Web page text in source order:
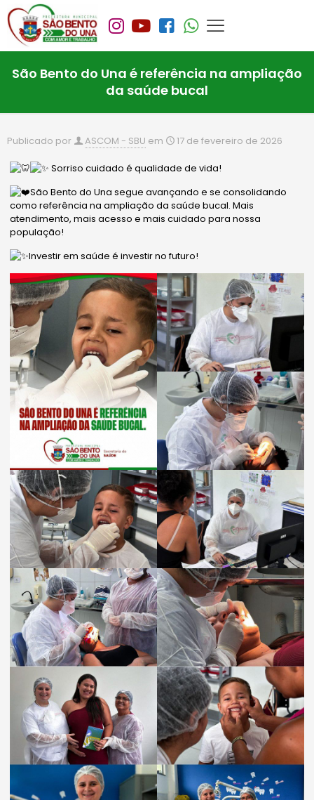
São Bento do Una é referência na ampliação
da saúde bucal
Publicado por ASCOM - SBU em 17 de fevereiro de 2026
Sorriso cuidado é qualidade de vida!
São Bento do Una segue avançando e se consolidando
como referência na ampliação da saúde bucal. Mais
atendimento, mais acesso e mais cuidado para nossa
população!
Investir em saúde é investir no futuro!